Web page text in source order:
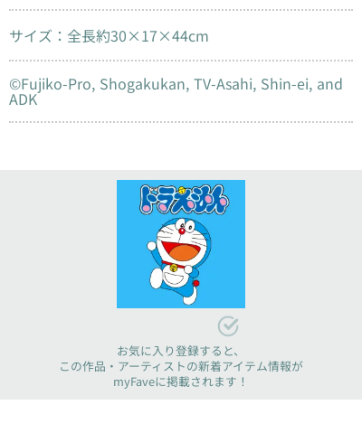
サイズ：全長約30×17×44cm
©Fujiko-Pro, Shogakukan, TV-Asahi, Shin-ei, and
ADK
お気に入り登録すると、
この作品・アーティストの新着アイテム情報が
myFaveに掲載されます！